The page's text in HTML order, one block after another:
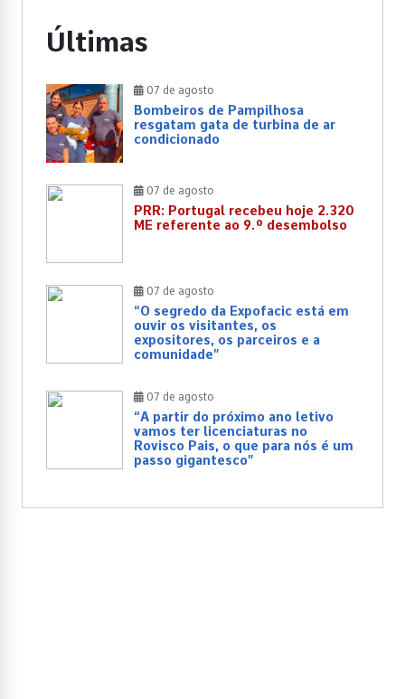
Últimas
07 de agosto
Bombeiros de Pampilhosa
resgatam gata de turbina de ar
condicionado
07 de agosto
PRR: Portugal recebeu hoje 2.320
ME referente ao 9.º desembolso
07 de agosto
“O segredo da Expofacic está em
ouvir os visitantes, os
expositores, os parceiros e a
comunidade”
07 de agosto
“A partir do próximo ano letivo
vamos ter licenciaturas no
Rovisco Pais, o que para nós é um
passo gigantesco”